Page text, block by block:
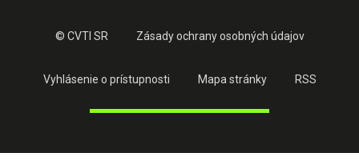
© CVTI SR Zásady ochrany osobných údajov
Vyhlásenie o prístupnosti Mapa stránky RSS